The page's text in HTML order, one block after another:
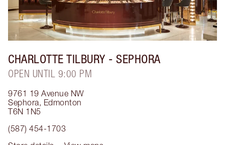
CHARLOTTE TILBURY - SEPHORA
OPEN UNTIL 9:00 PM
9761 19 Avenue NW
Sephora, Edmonton
T6N 1N5
(587) 454-1703